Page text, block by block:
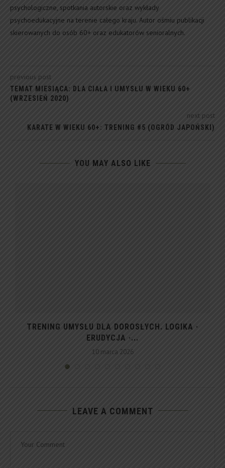
psychologiczne, spotkania autorskie oraz wykłady
psychoedukacyjne na terenie całego kraju. Autor ośmiu publikacji
skierowanych do osób 60+ oraz edukatorów senioralnych.
previous post
TEMAT MIESIĄCA: DLA CIAŁA I UMYSŁU W WIEKU 60+
(WRZESIEŃ 2020)
next post
KARATE W WIEKU 60+: TRENING #5 (OGRÓD JAPOŃSKI)
YOU MAY ALSO LIKE
TRENING UMYSŁU DLA DOROSŁYCH. LOGIKA ·
ERUDYCJA ·...
10 marca 2026
LEAVE A COMMENT